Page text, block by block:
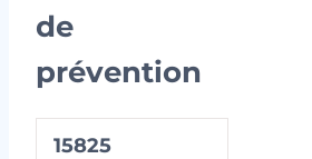
de
prévention
15825